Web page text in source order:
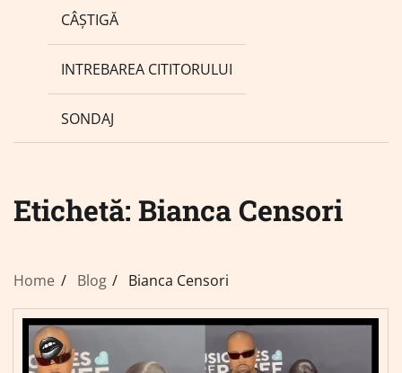
CÂȘTIGĂ
INTREBAREA CITITORULUI
SONDAJ
Etichetă: Bianca Censori
Home Blog Bianca Censori